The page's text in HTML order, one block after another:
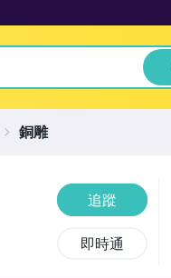
追蹤
即時通
銅雕